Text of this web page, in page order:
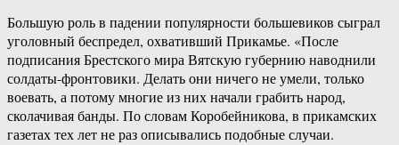
Большую роль в падении популярности большевиков сыграл
уголовный беспредел, охвативший Прикамье. «После
подписания Брестского мира Вятскую губернию наводнили
солдаты-фронтовики. Делать они ничего не умели, только
воевать, а потому многие из них начали грабить народ,
сколачивая банды. По словам Коробейникова, в прикамских
газетах тех лет не раз описывались подобные случаи.